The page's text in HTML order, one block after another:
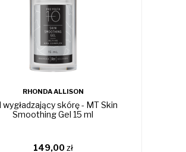
RHONDA ALLISON
wygładzający skórę - MT Skin
Smoothing Gel 15 ml
149,00zł